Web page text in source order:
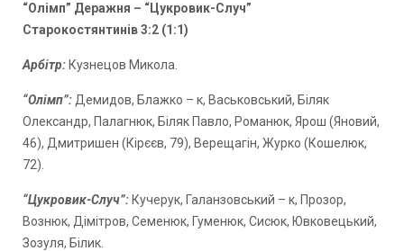
“Олімп” Деражня – “Цукровик-Случ”
Старокостянтинів3:2 (1:1)
Арбітр: Кузнецов Микола.
“Олімп”: Демидов, Блажко – к, Васьковський, Біляк
Олександр, Палагнюк, Біляк Павло, Романюк, Ярош (Яновий,
46), Дмитришен (Кірєєв, 79), Верещагін, Журко (Кошелюк,
72).
“Цукровик-Случ”: Кучерук, Галанзовський – к, Прозор,
Вознюк, Дімітров, Семенюк, Гуменюк, Сисюк, Ювковецький,
Зозуля, Білик.